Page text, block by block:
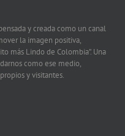
y creada como un canal
la imagen positiva,
más Lindo de Colombia”. Una
como ese medio,
y visitantes.